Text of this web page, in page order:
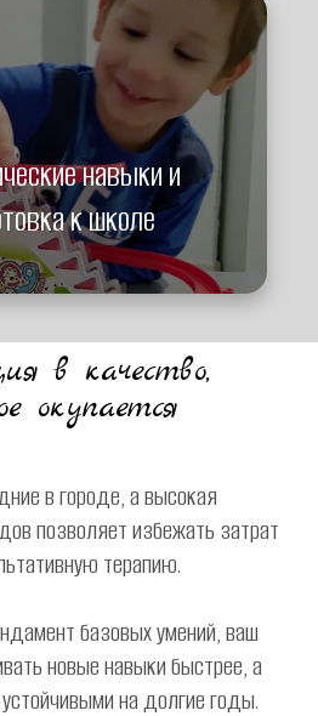
навыки и
к школе
в качество,
окупается
в городе, а высокая
позволяет избежать затрат
терапию.
базовых умений, ваш
новые навыки быстрее, а
на долгие годы.